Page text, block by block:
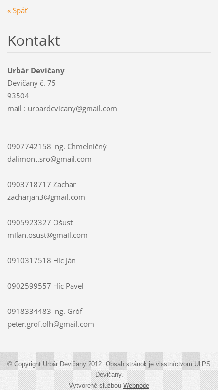
« Späť
Kontakt
Urbár Devičany
Devičany č. 75
93504
mail : urbardevicany@gmail.com
0907742158 Ing. Chmelničný
dalimont.sro@gmail.com
0903718717 Zachar
zacharjan3@gmail.com
0905923327 Ošust
milan.osust@gmail.com
0910317518 Híc Ján
0902599557 Híc Pavel
0918334483 Ing. Gróf
peter.grof.olh@gmail.com
© Copyright Urbár Devičany 2012. Obsah stránok je vlastníctvom ULPS
Devičany.
Vytvorené službouWebnode